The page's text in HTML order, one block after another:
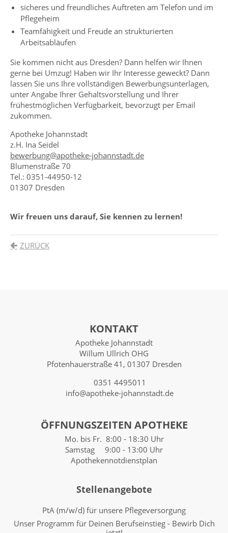
sicheres und freundliches Auftreten am Telefon und im
Pflegeheim
Teamfähigkeit und Freude an strukturierten
Arbeitsabläufen
Sie kommen nicht aus Dresden? Dann helfen wir Ihnen
gerne bei Umzug! Haben wir Ihr Interesse geweckt? Dann
lassen Sie uns Ihre vollständigen Bewerbungsunterlagen,
unter Angabe Ihrer Gehaltsvorstellung und Ihrer
frühestmöglichen Verfügbarkeit, bevorzugt per Email
zukommen.
Apotheke Johannstadt
z.H. Ina Seidel
bewerbung@apotheke-johannstadt.de
Blumenstraße 70
Tel.: 0351-44950-12
01307 Dresden
Wir freuen uns darauf, Sie kennen zu lernen!
ZURÜCK
KONTAKT
Apotheke Johannstadt
Willum Ullrich OHG
Pfotenhauerstraße 41, 01307 Dresden
0351 4495011
info@apotheke-johannstadt.de
ÖFFNUNGSZEITEN APOTHEKE
Mo. bis Fr. 8:00 - 18:30 Uhr
Samstag 9:00 - 13:00 Uhr
Apothekennotdienstplan
Stellenangebote
PtA (m/w/d) für unsere Pflegeversorgung
Unser Programm für Deinen Berufseinstieg - Bewirb Dich